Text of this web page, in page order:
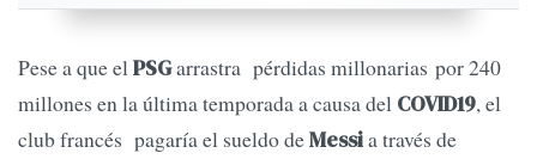
Pese a que elPSGarrastra pérdidas millonarias por 240
millones en la última temporada a causa del COVID19, el
club francés pagaría el sueldo deMessia través de